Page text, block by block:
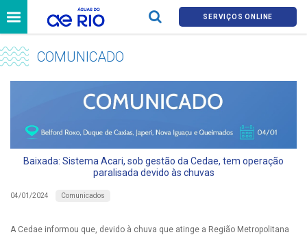
SERVIÇOS ONLINE
COMUNICADO
Baixada: Sistema Acari, sob gestão da Cedae, tem operação
paralisada devido às chuvas
04/01/2024 Comunicados
A Cedae informou que, devido à chuva que atinge a Região Metropolitana